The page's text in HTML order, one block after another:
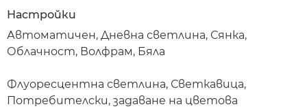
Настройки
Автоматичен, Дневна светлина, Сянка,
Облачност, Волфрам, Бяла
Флуоресцентна светлина, Светкавица,
Потребителски, задаване на цветова